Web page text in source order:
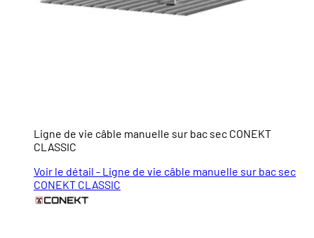
Ligne de vie câble manuelle sur bac sec CONEKT
CLASSIC
Voir le détail - Ligne de vie câble manuelle sur bac sec
CONEKT CLASSIC